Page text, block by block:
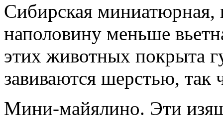
Сибирская
наполовину меньше
этих животных покрыта
завиваются шерстью, так
Мини-майялино. Эти